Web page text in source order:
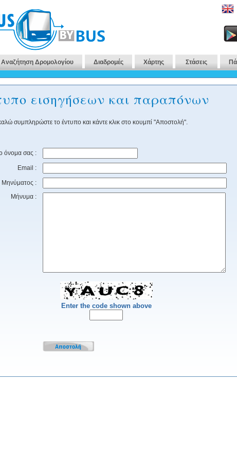
Αναζήτηση Δρομολογίου Διαδρομές Χάρτης Στάσεις
εισηγήσεων και παραπόνων
συμπληρώστε το έντυπο και κάντε κλικ στο κουμπί "Αποστολή".
όνομα σας :
Email :
Μηνύματος :
Μήνυμα :
Enter the code shown above